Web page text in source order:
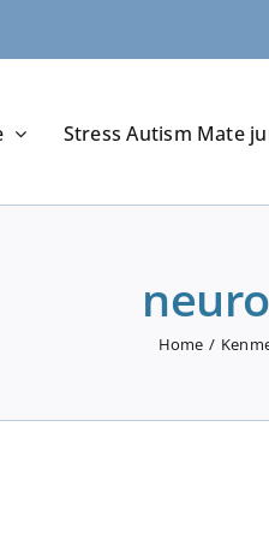
Stress Autism Mate
Home